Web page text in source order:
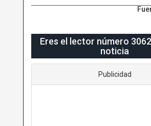
Eres el lector número
noticia
Publicidad